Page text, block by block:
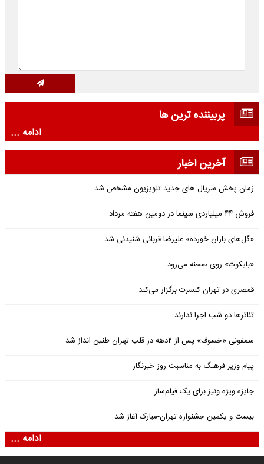
پربیننده ترین ها
ادامه ...
آخرین اخبار
زمان پخش سریال های جدید تلویزیون مشخص شد
فروش ۴۴ میلیاردی سینما در دومین هفته‌ مرداد
«گل‌های باران خورده» علیرضا قربانی شنیدنی شد
«بایکوت» روی صحنه می‌رود
قمصری در تهران کنسرت برگزار می‌کند
تئاترها دو شب اجرا ندارند
سمفونی «خسوف» پس از ۲دهه در قلب تهران طنین انداز شد
پیام وزیر فرهنگ به مناسبت روز خبرنگار
جایزه ویژه ونیز برای یک فیلم‌ساز
بیست و یکمین جشنواره تهران-مبارک آغاز شد
ادامه ...